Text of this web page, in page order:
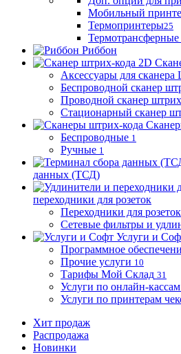
Мобильный
Термопринтеры25
Риббон
Аксессуары для
Беспроводной сканер
Проводной сканер
Стационарный сканер
Беспроводные 1
Ручные 1
данных (ТСД)
переходники для розеток
Переходники для розеток
Сетевые фильтры и
Услуги и
Программное
Прочие услуги 10
Тарифы Мой Склад 31
Услуги по онлайн-кассам
Услуги по принтерам
Хит продаж
Распродажа
Новинки